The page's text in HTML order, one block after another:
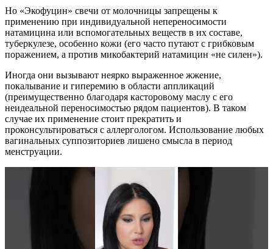
Но «Экофуцин» свечи от молочницы запрещены к
применению при индивидуальной непереносимости
натамицина или вспомогательных веществ в их составе,
туберкулезе, особенно кожи (его часто путают с грибковым
поражением, а против микобактерий натамицин «не силен»).
Иногда они вызывают неярко выраженное жжение,
покалывание и гиперемию в области аппликаций
(преимущественно благодаря касторовому маслу с его
неидеальной переносимостью рядом пациентов). В таком
случае их применение стоит прекратить и
проконсультироваться с аллергологом. Использование любых
вагинальных суппозиториев лишено смысла в период
менструации.